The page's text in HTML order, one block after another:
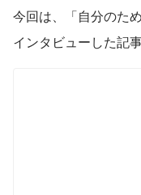
今回は、「自分のた
インタビューした記